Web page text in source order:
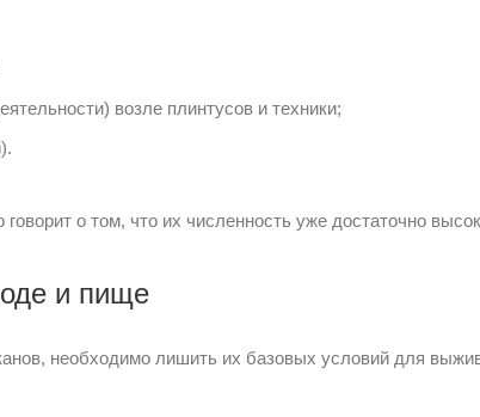
возле плинтусов и техники;
о том, что их численность уже достаточно
и пище
необходимо лишить их базовых условий для